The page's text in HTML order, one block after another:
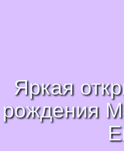
Яркая
рождения